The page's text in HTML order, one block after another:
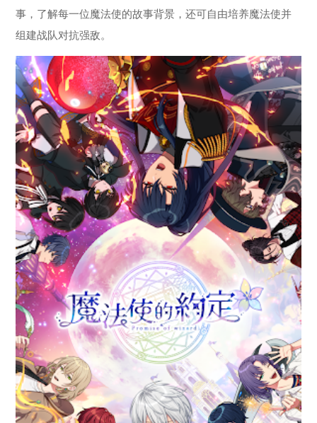
事，了解每一位魔法使的故事背景，还可自由培养魔法使并
组建战队对抗强敌。